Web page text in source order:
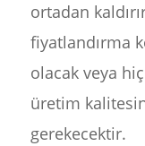
ortadan
fiyatlandırma
olacak veya
üretim
gerekecektir.